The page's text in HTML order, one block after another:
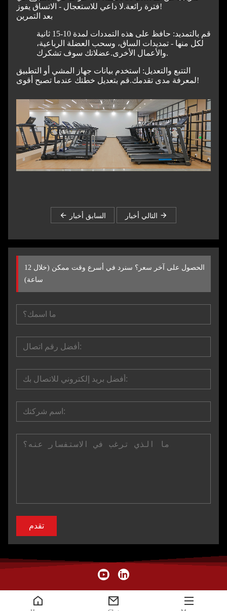
فترة رائعة.لا داعي للاستعجال - الاتساق يفوز!
بعد التمرين
قم بالتمديد: حافظ على هذه التمددات لمدة 10-15 ثانية
لكل منها - تمديدات الساق، وسحب العضلة الرباعية،
والأعمال الأخرى.عضلاتك سوف تشكرك.
التتبع والتعديل: استخدم بيانات جهاز المشي أو التطبيق
لمعرفة مدى تقدمك.قم بتعديل خطتك عندما تصبح أقوى!
السابق أخبار
الحصول على آخر سعر؟ سنرد في أسرع وقت ممكن (خلال 12
ساعة)
تقدم
حقوق الطبع والنشر © XIAMEN MYDO SPORTS EQUIPMENT CO.،
LTD